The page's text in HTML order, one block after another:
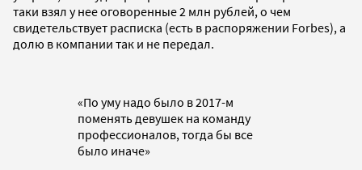
таки взял у нее оговоренные 2 млн рублей, о чем
свидетельствует расписка (есть в распоряжении Forbes), а
долю в компании так и не передал.
«По уму надо было в 2017-м
поменять девушек на команду
профессионалов, тогда бы все
было иначе»